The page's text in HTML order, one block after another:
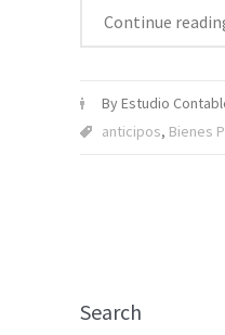
Continue
By Estudio
anticipos, Bienes
Search